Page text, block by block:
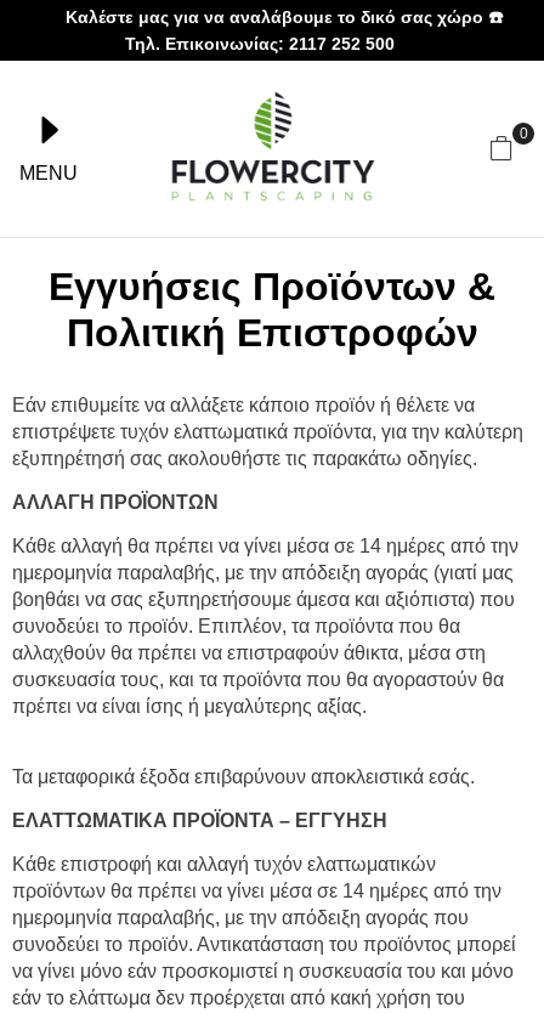
Καλέστε μας για να αναλάβουμε το δικό σας χώρο ☎️
Τηλ. Επικοινωνίας: 2117 252 500
MENU
0
Εγγυήσεις Προϊόντων &
Πολιτική Επιστροφών
Εάν επιθυμείτε να αλλάξετε κάποιο προϊόν ή θέλετε να
επιστρέψετε τυχόν ελαττωματικά προϊόντα, για την καλύτερη
εξυπηρέτησή σας ακολουθήστε τις παρακάτω οδηγίες.
ΑΛΛΑΓΗ ΠΡΟΪΟΝΤΩΝ
Κάθε αλλαγή θα πρέπει να γίνει μέσα σε 14 ημέρες από την
ημερομηνία παραλαβής, με την απόδειξη αγοράς (γιατί μας
βοηθάει να σας εξυπηρετήσουμε άμεσα και αξιόπιστα) που
συνοδεύει το προϊόν. Επιπλέον, τα προϊόντα που θα
αλλαχθούν θα πρέπει να επιστραφούν άθικτα, μέσα στη
συσκευασία τους, και τα προϊόντα που θα αγοραστούν θα
πρέπει να είναι ίσης ή μεγαλύτερης αξίας.
Τα μεταφορικά έξοδα επιβαρύνουν αποκλειστικά εσάς.
ΕΛΑΤΤΩΜΑΤΙΚΑ ΠΡΟΪΟΝΤΑ – ΕΓΓΥΗΣΗ
Κάθε επιστροφή και αλλαγή τυχόν ελαττωματικών
προϊόντων θα πρέπει να γίνει μέσα σε 14 ημέρες από την
ημερομηνία παραλαβής, με την απόδειξη αγοράς που
συνοδεύει το προϊόν. Αντικατάσταση του προϊόντος μπορεί
να γίνει μόνο εάν προσκομιστεί η συσκευασία του και μόνο
εάν το ελάττωμα δεν προέρχεται από κακή χρήση του